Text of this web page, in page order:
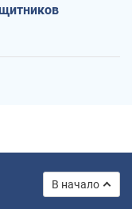
В начало